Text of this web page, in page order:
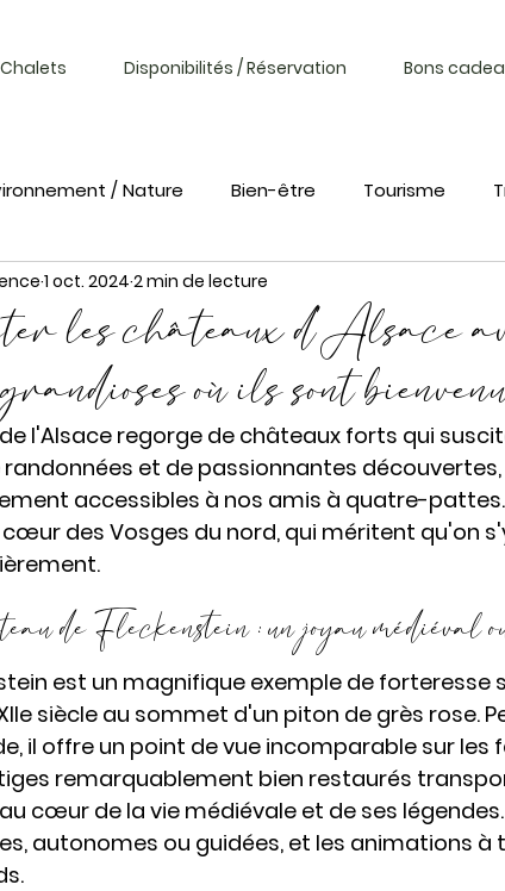
Disponibilités / Réservation Bons
/ Nature Bien-être Tourisme
les châteaux d'Alsace
où ils sont
1 oct. 2024 2 min de lecture
l'Alsace regorge de châteaux forts qui
randonnées et de passionnantes
accessibles à nos amis à quatre-
cœur des Vosges du nord, qui méritent qu'on
de Fleckenstein : un joyau médiéval
est un magnifique exemple de
siècle au sommet d'un piton de grès rose.
il offre un point de vue incomparable sur les
remarquablement bien restaurés
cœur de la vie médiévale et de ses légendes.
autonomes ou guidées, et les animations